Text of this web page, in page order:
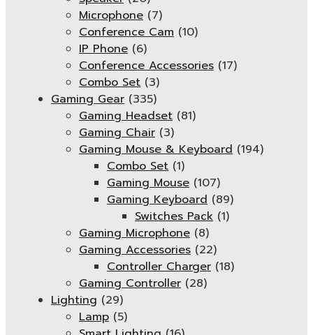
Microphone (7)
Conference Cam (10)
IP Phone (6)
Conference Accessories (17)
Combo Set (3)
Gaming Gear (335)
Gaming Headset (81)
Gaming Chair (3)
Gaming Mouse & Keyboard (194)
Combo Set (1)
Gaming Mouse (107)
Gaming Keyboard (89)
Switches Pack (1)
Gaming Microphone (8)
Gaming Accessories (22)
Controller Charger (18)
Gaming Controller (28)
Lighting (29)
Lamp (5)